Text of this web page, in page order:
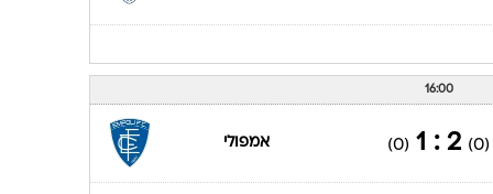
16:00
(0)
2 : 1
(0) אמפולי